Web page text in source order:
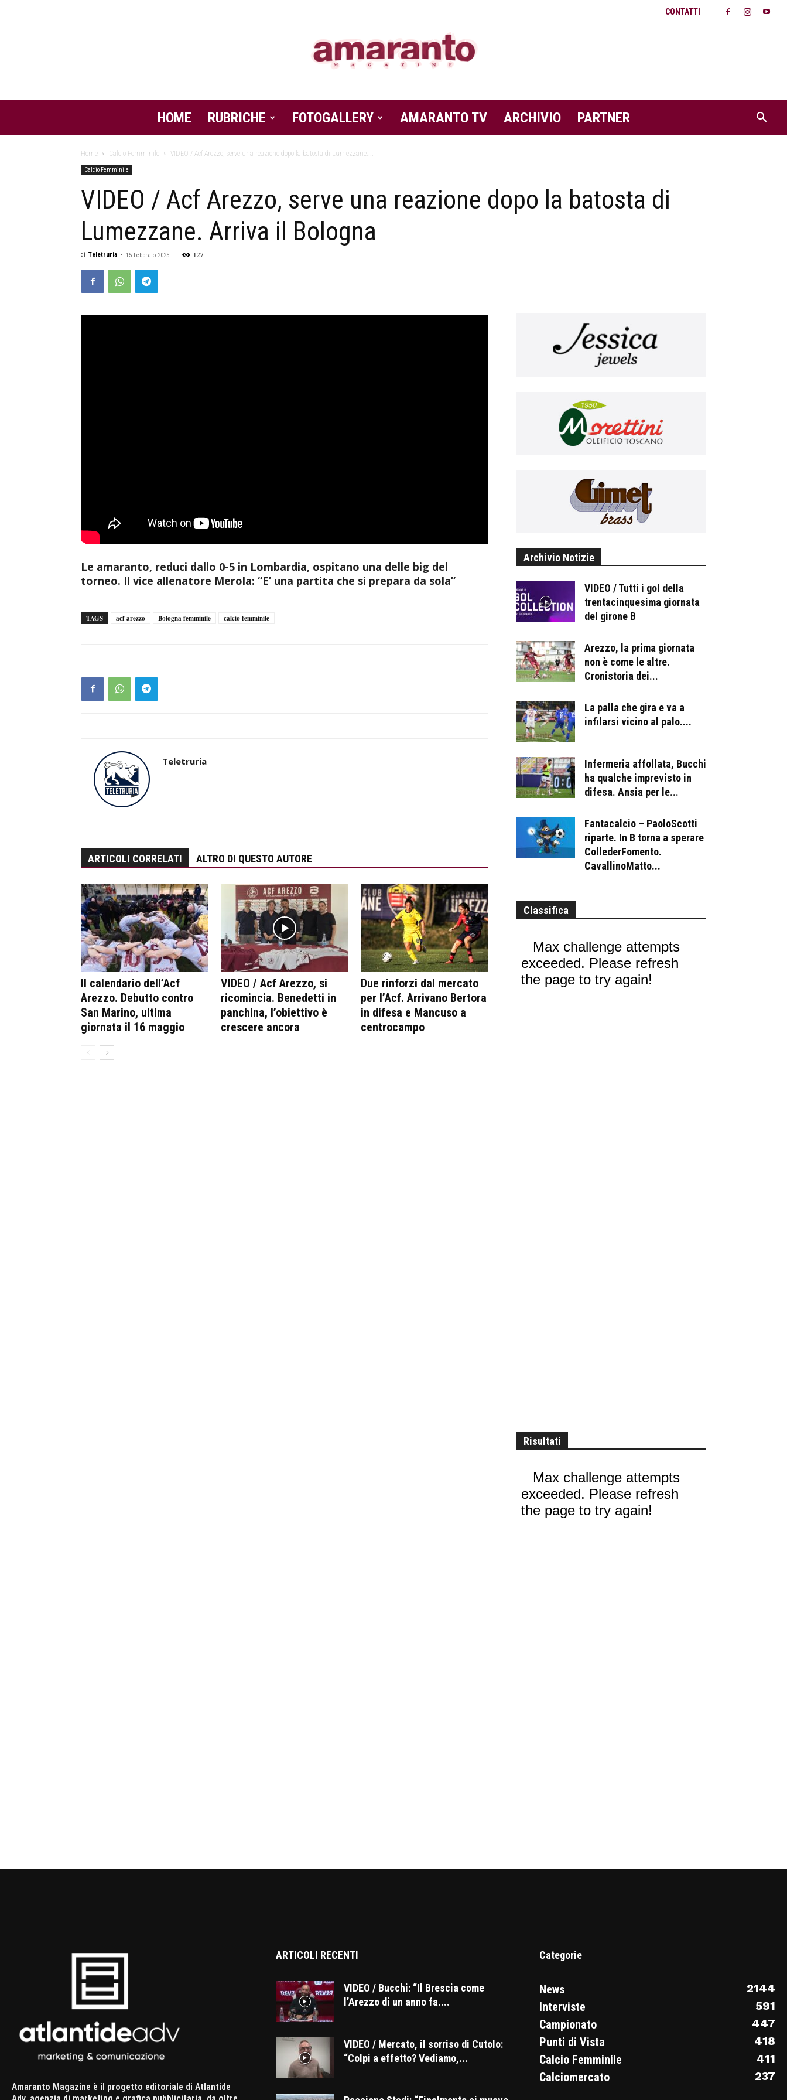
CONTATTI
Amaranto
Magazine
HOME RUBRICHE FOTOGALLERY AMARANTO TV ARCHIVIO PARTNER
Home Calcio Femminile VIDEO / Acf Arezzo, serve una reazione dopo la batosta di Lumezzane....
Calcio Femminile
VIDEO / Acf Arezzo, serve una reazione dopo la batosta di
Lumezzane. Arriva il Bologna
di Teletruria - 15 Febbraio 2025 127
Le amaranto, reduci dallo 0-5 in Lombardia, ospitano una delle big del
torneo. Il vice allenatore Merola: “E’ una partita che si prepara da sola”
TAGS acf arezzo Bologna femminile calcio femminile
Teletruria
ARTICOLI CORRELATI ALTRO DI QUESTO AUTORE
Il calendario dell’Acf
Arezzo. Debutto contro
San Marino, ultima
giornata il 16 maggio
VIDEO / Acf Arezzo, si
ricomincia. Benedetti in
panchina, l’obiettivo è
crescere ancora
Due rinforzi dal mercato
per l’Acf. Arrivano Bertora
in difesa e Mancuso a
centrocampo
Archivio Notizie
VIDEO / Tutti i gol della
trentacinquesima giornata
del girone B
Arezzo, la prima giornata
non è come le altre.
Cronistoria dei...
La palla che gira e va a
infilarsi vicino al palo....
Infermeria affollata, Bucchi
ha qualche imprevisto in
difesa. Ansia per le...
Fantacalcio – PaoloScotti
riparte. In B torna a sperare
CollederFomento.
CavallinoMatto...
Classifica
Risultati
Amaranto Magazine è il progetto editoriale di Atlantide
ARTICOLI RECENTI
VIDEO / Bucchi: “Il Brescia come
l’Arezzo di un anno fa....
VIDEO / Mercato, il sorriso di Cutolo:
“Colpi a effetto? Vediamo,...
Categorie
News
2144
Interviste
591
Campionato
447
Punti di Vista
418
Calcio Femminile
411
Calciomercato
237